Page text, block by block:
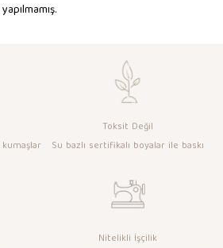
Toksit Değil
Su bazlı sertifikalı boyalar ile baskı
Nitelikli İşçilik